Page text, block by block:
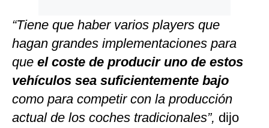
“Tiene que haber varios players que
hagan grandes implementaciones para
que el coste de producir uno de estos
vehículos sea suficientemente bajo
como para competir con la producción
actual de los coches tradicionales”, dijo